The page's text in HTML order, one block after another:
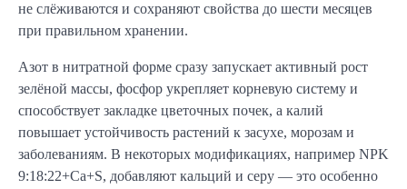
не слёживаются и сохраняют свойства до шести месяцев
при правильном хранении.
Азот в нитратной форме сразу запускает активный рост
зелёной массы, фосфор укрепляет корневую систему и
способствует закладке цветочных почек, а калий
повышает устойчивость растений к засухе, морозам и
заболеваниям. В некоторых модификациях, например NPK
9:18:22+Ca+S, добавляют кальций и серу — это особенно